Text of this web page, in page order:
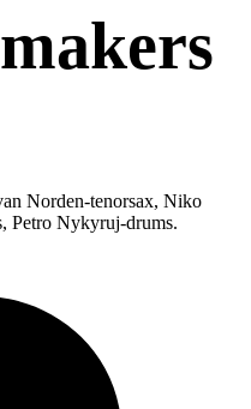
Norden-tenorsax, Niko
Petro Nykyruj-drums.